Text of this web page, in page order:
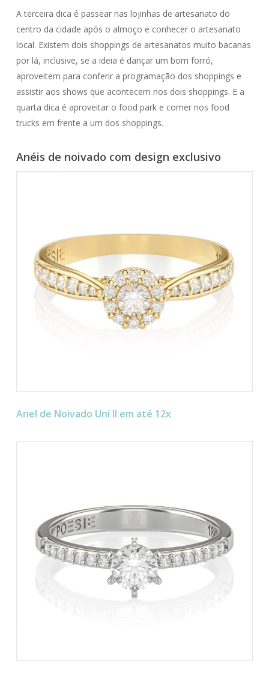
A terceira dica é passear nas lojinhas de artesanato do
centro da cidade após o almoço e conhecer o artesanato
local. Existem dois shoppings de artesanatos muito bacanas
por lá, inclusive, se a ideia é dançar um bom forró,
aproveitem para conferir a programação dos shoppings e
assistir aos shows que acontecem nos dois shoppings. E a
quarta dica é aproveitar o food park e comer nos food
trucks em frente a um dos shoppings.
Anéis de noivado com design exclusivo
Anel de Noivado Uni II em até 12x